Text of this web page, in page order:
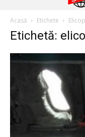
Acasă Etichete
Etichetă: